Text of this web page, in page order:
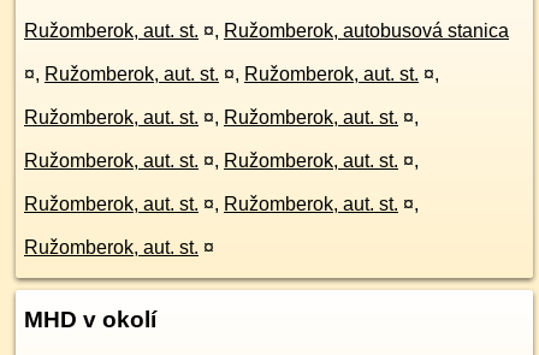
Ružomberok, aut. st. ¤, Ružomberok, autobusová stanica
¤, Ružomberok, aut. st. ¤, Ružomberok, aut. st. ¤,
Ružomberok, aut. st. ¤, Ružomberok, aut. st. ¤,
Ružomberok, aut. st. ¤, Ružomberok, aut. st. ¤,
Ružomberok, aut. st. ¤, Ružomberok, aut. st. ¤,
Ružomberok, aut. st. ¤
MHD v okolí